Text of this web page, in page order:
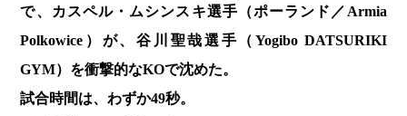
で、カスペル・ムシンスキ選手（ポーランド／Armia
Polkowice）が、谷川聖哉選手（Yogibo DATSURIKI
GYM）を衝撃的なKOで沈めた。
試合時間は、わずか49秒。